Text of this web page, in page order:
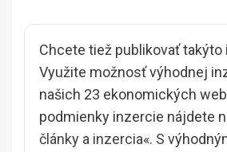
Chcete tiež publikovať takýto
Využite možnosť výhodnej
našich 23 ekonomických
podmienky inzercie nájdete
články a inzercia«. S